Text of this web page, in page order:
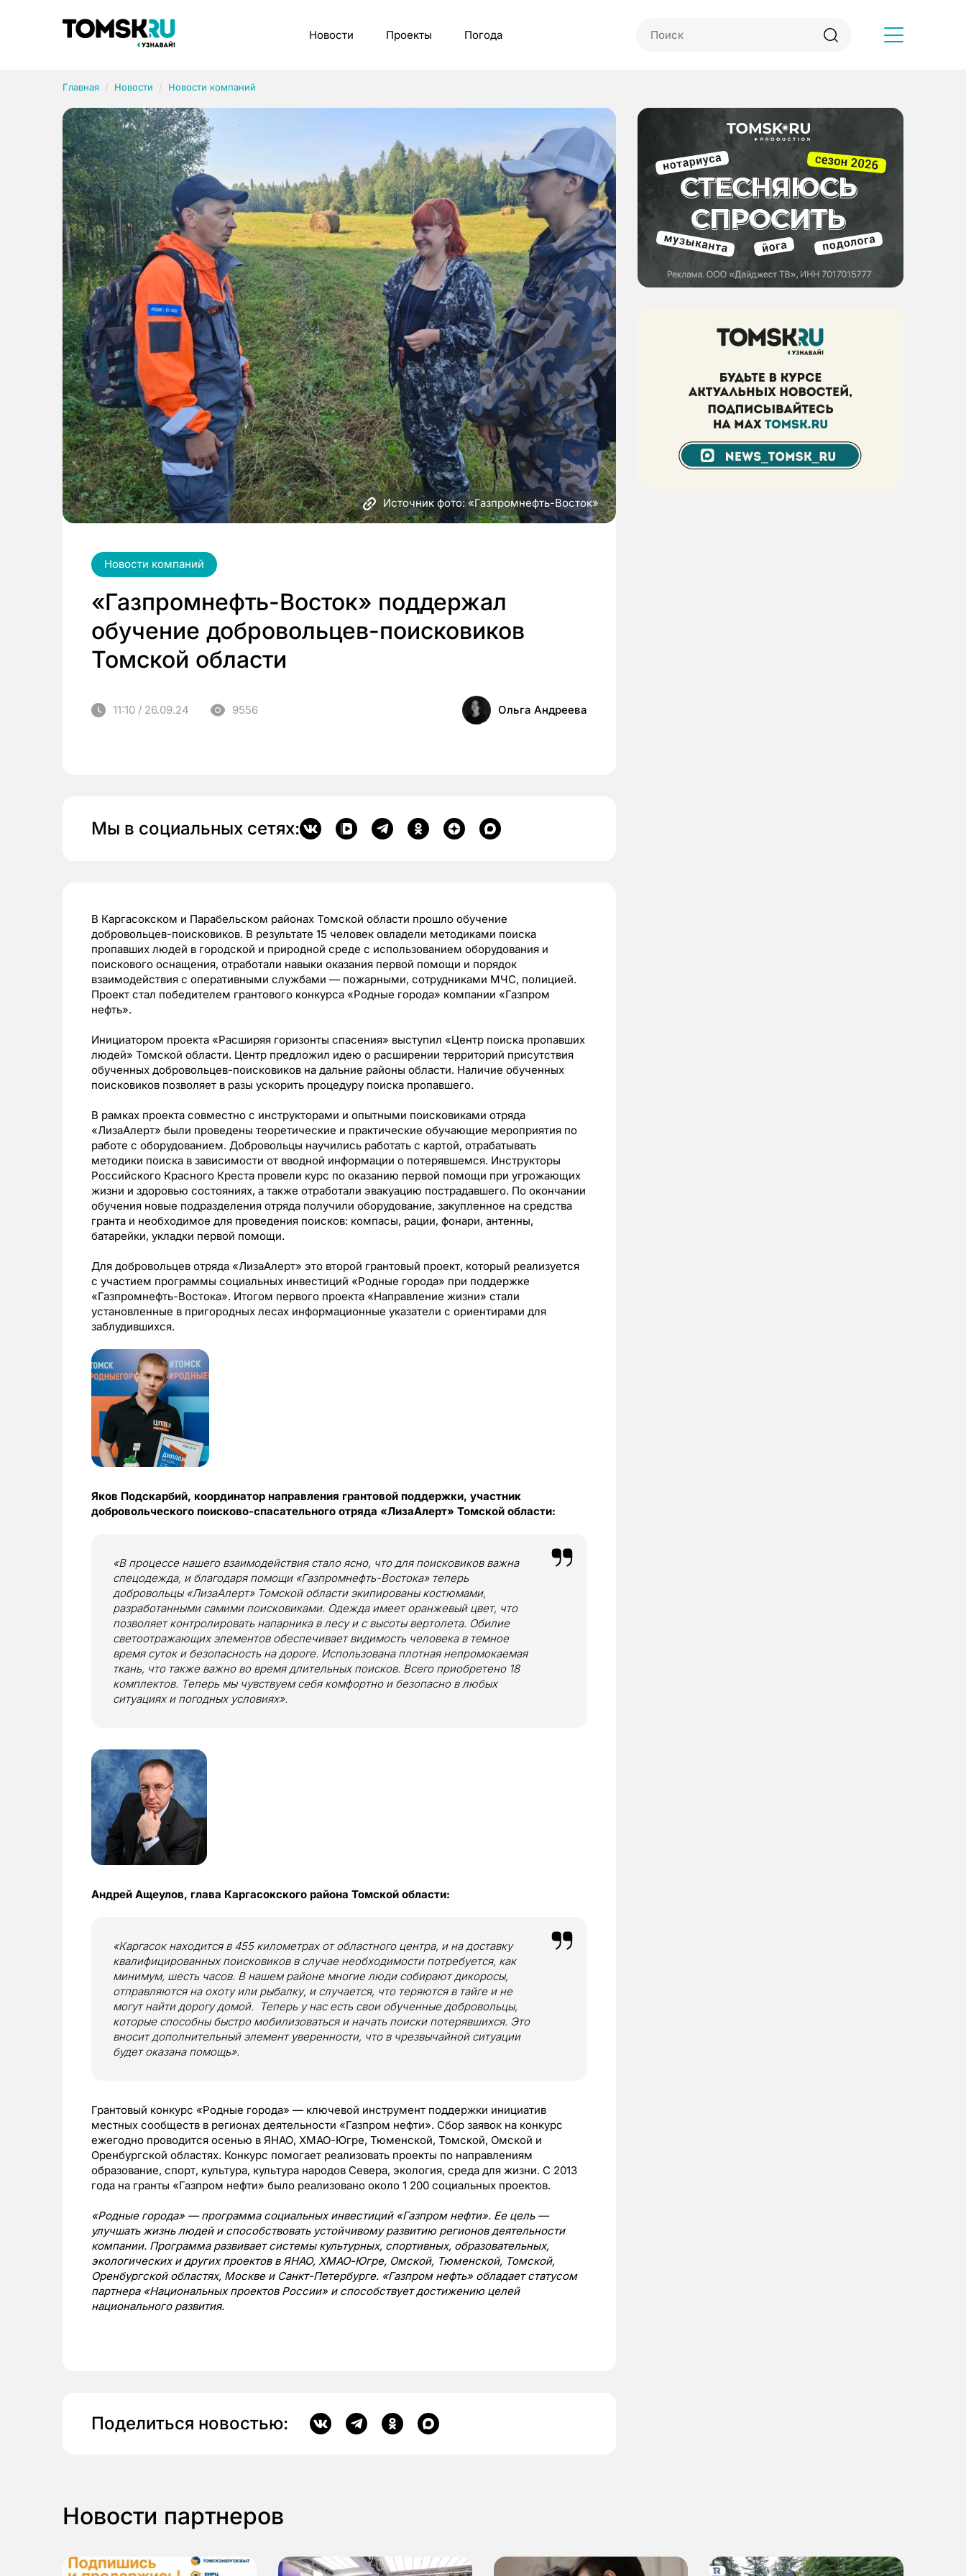
Новости Проекты Погода
Главная Новости Новости компаний
Источник фото: «Газпромнефть-Восток»
Новости компаний
«Газпромнефть-Восток» поддержал
обучение добровольцев-поисковиков
Томской области
11:10 / 26.09.24 9556 Ольга Андреева
Мы в социальных сетях:
В Каргасокском и Парабельском районах Томской области прошло обучение
добровольцев-поисковиков. В результате 15 человек овладели методиками поиска
пропавших людей в городской и природной среде с использованием оборудования и
поискового оснащения, отработали навыки оказания первой помощи и порядок
взаимодействия с оперативными службами — пожарными, сотрудниками МЧС, полицией.
Проект стал победителем грантового конкурса «Родные города» компании «Газпром
нефть».
Инициатором проекта «Расширяя горизонты спасения» выступил «Центр поиска пропавших
людей» Томской области. Центр предложил идею о расширении территорий присутствия
обученных добровольцев-поисковиков на дальние районы области. Наличие обученных
поисковиков позволяет в разы ускорить процедуру поиска пропавшего.
В рамках проекта совместно с инструкторами и опытными поисковиками отряда
«ЛизаАлерт» были проведены теоретические и практические обучающие мероприятия по
работе с оборудованием. Добровольцы научились работать с картой, отрабатывать
методики поиска в зависимости от вводной информации о потерявшемся. Инструкторы
Российского Красного Креста провели курс по оказанию первой помощи при угрожающих
жизни и здоровью состояниях, а также отработали эвакуацию пострадавшего. По окончании
обучения новые подразделения отряда получили оборудование, закупленное на средства
гранта и необходимое для проведения поисков: компасы, рации, фонари, антенны,
батарейки, укладки первой помощи.
Для добровольцев отряда «ЛизаАлерт» это второй грантовый проект, который реализуется
с участием программы социальных инвестиций «Родные города» при поддержке
«Газпромнефть-Востока». Итогом первого проекта «Направление жизни» стали
установленные в пригородных лесах информационные указатели с ориентирами для
заблудившихся.
Яков Подскарбий, координатор направления грантовой поддержки, участник
добровольческого поисково-спасательного отряда «ЛизаАлерт» Томской области:
«В процессе нашего взаимодействия стало ясно, что для поисковиков важна
спецодежда, и благодаря помощи «Газпромнефть-Востока» теперь
добровольцы «ЛизаАлерт» Томской области экипированы костюмами,
разработанными самими поисковиками. Одежда имеет оранжевый цвет, что
позволяет контролировать напарника в лесу и с высоты вертолета. Обилие
светоотражающих элементов обеспечивает видимость человека в темное
время суток и безопасность на дороге. Использована плотная непромокаемая
ткань, что также важно во время длительных поисков. Всего приобретено 18
комплектов. Теперь мы чувствуем себя комфортно и безопасно в любых
ситуациях и погодных условиях».
Андрей Ащеулов, глава Каргасокского района Томской области:
«Каргасок находится в 455 километрах от областного центра, и на доставку
квалифицированных поисковиков в случае необходимости потребуется, как
минимум, шесть часов. В нашем районе многие люди собирают дикоросы,
отправляются на охоту или рыбалку, и случается, что теряются в тайге и не
могут найти дорогу домой. Теперь у нас есть свои обученные добровольцы,
которые способны быстро мобилизоваться и начать поиски потерявшихся. Это
вносит дополнительный элемент уверенности, что в чрезвычайной ситуации
будет оказана помощь».
Грантовый конкурс «Родные города» — ключевой инструмент поддержки инициатив
местных сообществ в регионах деятельности «Газпром нефти». Сбор заявок на конкурс
ежегодно проводится осенью в ЯНАО, ХМАО-Югре, Тюменской, Томской, Омской и
Оренбургской областях. Конкурс помогает реализовать проекты по направлениям
образование, спорт, культура, культура народов Севера, экология, среда для жизни. С 2013
года на гранты «Газпром нефти» было реализовано около 1 200 социальных проектов.
«Родные города» — программа социальных инвестиций «Газпром нефти». Ее цель —
улучшать жизнь людей и способствовать устойчивому развитию регионов деятельности
компании. Программа развивает системы культурных, спортивных, образовательных,
экологических и других проектов в ЯНАО, ХМАО-Югре, Омской, Тюменской, Томской,
Оренбургской областях, Москве и Санкт-Петербурге. «Газпром нефть» обладает статусом
партнера «Национальных проектов России» и способствует достижению целей
национального развития.
Поделиться новостью:
Новости партнеров
Рубрики